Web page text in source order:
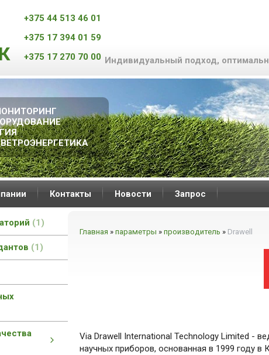
+375 44 513 46 01
+375 17 394 01 59
+375 17 270 70 00 Индивидуальный подход,
Контакты Новости Запрос
1
1
Главная » параметры » производитель » Drawell
Via Drawell International Technology Limited -
научных приборов, основанная в 1999 году